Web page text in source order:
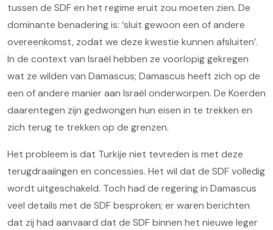
tussen de SDF en het regime eruit zou moeten zien. De
dominante benadering is: ‘sluit gewoon een of andere
overeenkomst, zodat we deze kwestie kunnen afsluiten’.
In de context van Israël hebben ze voorlopig gekregen
wat ze wilden van Damascus; Damascus heeft zich op de
een of andere manier aan Israël onderworpen. De Koerden
daarentegen zijn gedwongen hun eisen in te trekken en
zich terug te trekken op de grenzen.
Het probleem is dat Turkije niet tevreden is met deze
terugdraaiingen en concessies. Het wil dat de SDF volledig
wordt uitgeschakeld. Toch had de regering in Damascus
veel details met de SDF besproken; er waren berichten
dat zij had aanvaard dat de SDF binnen het nieuwe leger